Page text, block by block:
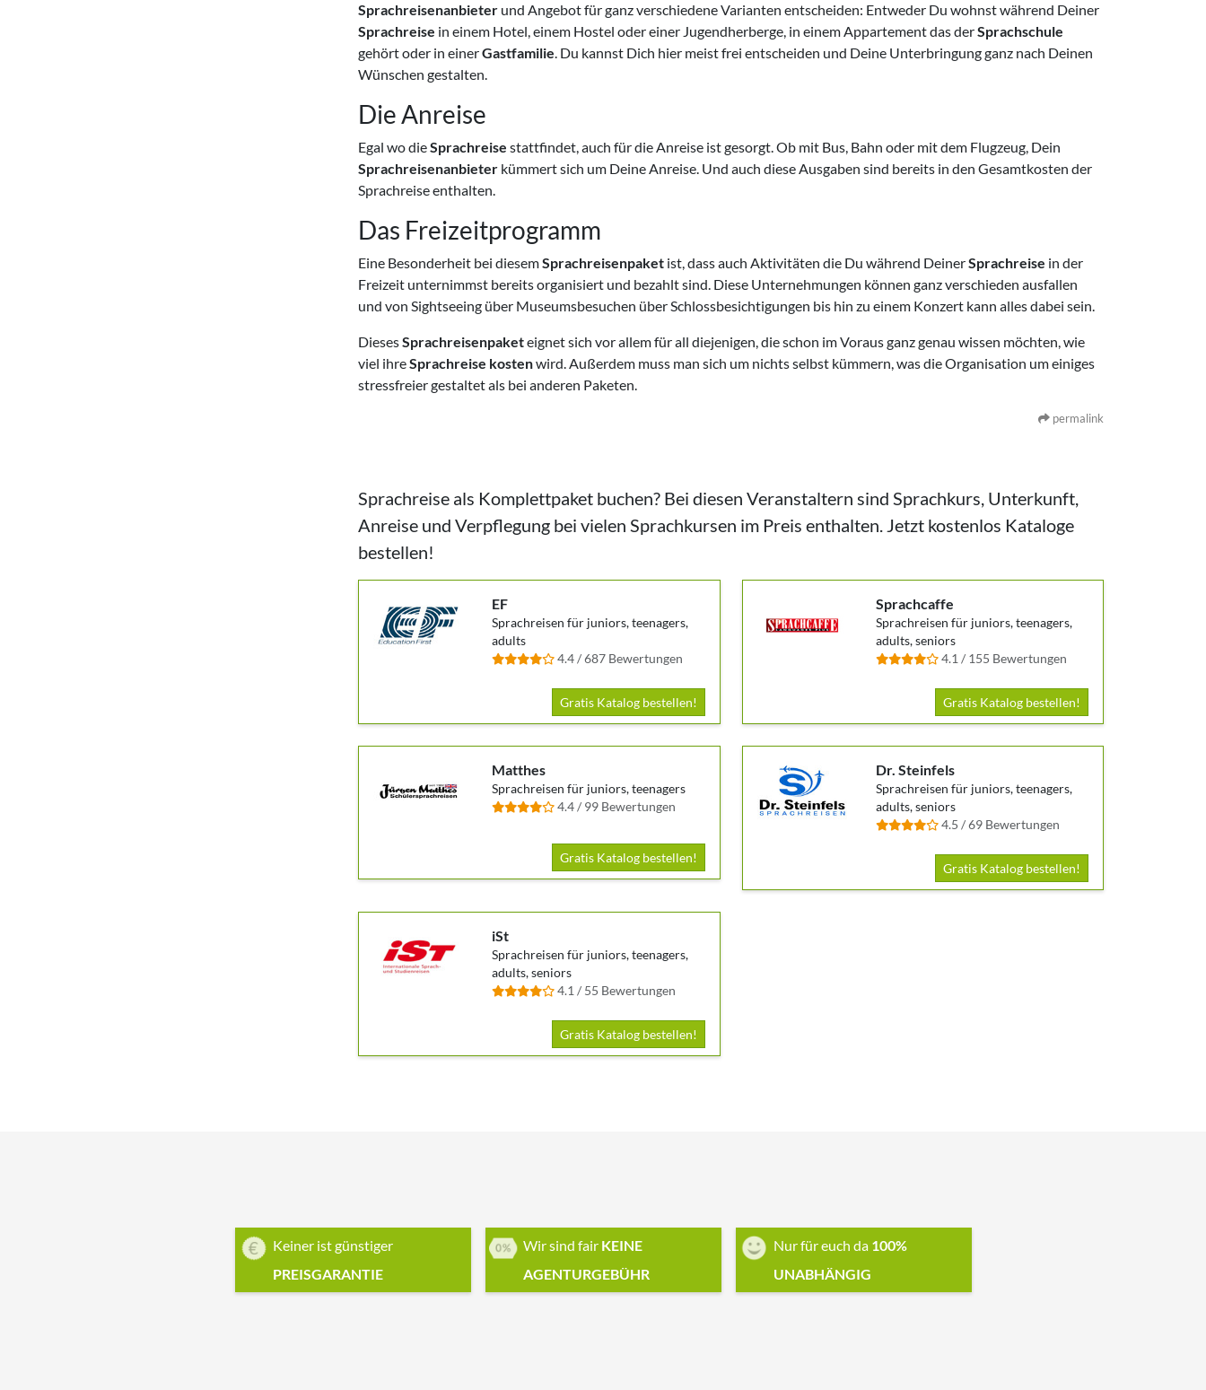
Sprachreisenanbieter und Angebot für ganz verschiedene Varianten entscheiden: Entweder Du wohnst während Deiner
Sprachreise in einem Hotel, einem Hostel oder einer Jugendherberge, in einem Appartement das derSprachschule
gehört oder in einerGastfamilie. Du kannst Dich hier meist frei entscheiden und Deine Unterbringung ganz nach Deinen
Wünschen gestalten.
Die Anreise
Egal wo dieSprachreise stattfindet, auch für die Anreise ist gesorgt. Ob mit Bus, Bahn oder mit dem Flugzeug, Dein
Sprachreisenanbieter kümmert sich um Deine Anreise. Und auch diese Ausgaben sind bereits in den Gesamtkosten der
Sprachreise enthalten.
Das Freizeitprogramm
Eine Besonderheit bei diesemSprachreisenpaket ist, dass auch Aktivitäten die Du während DeinerSprachreise in der
Freizeit unternimmst bereits organisiert und bezahlt sind. Diese Unternehmungen können ganz verschieden ausfallen
und von Sightseeing über Museumsbesuchen über Schlossbesichtigungen bis hin zu einem Konzert kann alles dabei sein.
DiesesSprachreisenpaketeignet sich vor allem für all diejenigen, die schon im Voraus ganz genau wissen möchten, wie
viel ihreSprachreise kostenwird. Außerdem muss man sich um nichts selbst kümmern, was die Organisation um einiges
stressfreier gestaltet als bei anderen Paketen.
permalink
Sprachreise als Komplettpaket buchen? Bei diesen Veranstaltern sind Sprachkurs, Unterkunft,
Anreise und Verpflegung bei vielen Sprachkursen im Preis enthalten. Jetzt kostenlos Kataloge
bestellen!
EF
Sprachreisen für juniors, teenagers,
adults
4.4 / 687 Bewertungen
Gratis Katalog bestellen!
Sprachcaffe
Sprachreisen für juniors, teenagers,
adults, seniors
4.1 / 155 Bewertungen
Gratis Katalog bestellen!
Matthes
Sprachreisen für juniors, teenagers
4.4 / 99 Bewertungen
Gratis Katalog bestellen!
Dr. Steinfels
Sprachreisen für juniors, teenagers,
adults, seniors
4.5 / 69 Bewertungen
Gratis Katalog bestellen!
iSt
Sprachreisen für juniors, teenagers,
adults, seniors
4.1 / 55 Bewertungen
Gratis Katalog bestellen!
Keiner ist günstiger
PREISGARANTIE
Wir sind fair KEINE
AGENTURGEBÜHR
Nur für euch da 100%
UNABHÄNGIG